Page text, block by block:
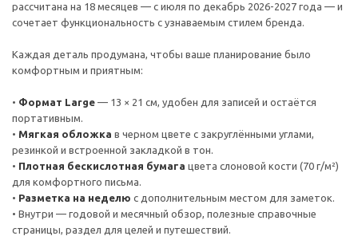
рассчитана на 18 месяцев — с июля по декабрь 2026-2027 года — и
сочетает функциональность с узнаваемым стилем бренда.
Каждая деталь продумана, чтобы ваше планирование было
комфортным и приятным:
• Формат Large — 13 × 21 см, удобен для записей и остаётся
портативным.
• Мягкая обложка в черном цвете с закруглёнными углами,
резинкой и встроенной закладкой в тон.
• Плотная бескислотная бумага цвета слоновой кости (70 г/м²)
для комфортного письма.
• Разметка на неделю с дополнительным местом для заметок.
• Внутри — годовой и месячный обзор, полезные справочные
страницы, раздел для целей и путешествий.